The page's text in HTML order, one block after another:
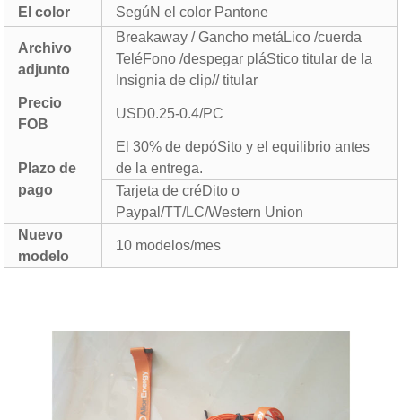
El color
SegúN el color Pantone
Archivo
adjunto
Breakaway / Gancho metáLico /cuerda
TeléFono /despegar pláStico titular de la
Insignia de clip// titular
Precio
FOB
USD0.25-0.4/PC
Plazo de
pago
El 30% de depóSito y el equilibrio antes
de la entrega.
Tarjeta de créDito o
Paypal/TT/LC/Western Union
Nuevo
modelo
10 modelos/mes